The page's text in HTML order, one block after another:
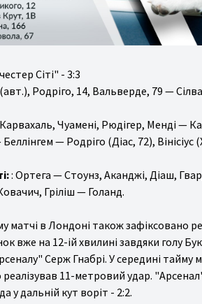
Сіті" - 3:3
Родріго, 14, Вальверде, 79 —
Чуамені, Рюдігер, Менді —
— Родріго (Діас, 72), Вінісіус
: Ортега — Стоунз, Аканджі, Діаш,
Гріліш — Голанд.
матчі в Лондоні також зафіксовано
вже на 12-ій хвилині завдяки голу
Серж Гнабрі. У середині тайму
11-метровий удар.
у дальній кут воріт - 2:2.